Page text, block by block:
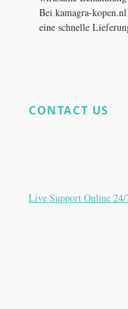
Bei kamagra-
eine schnelle
CONTACT US
Live Support Online 24/